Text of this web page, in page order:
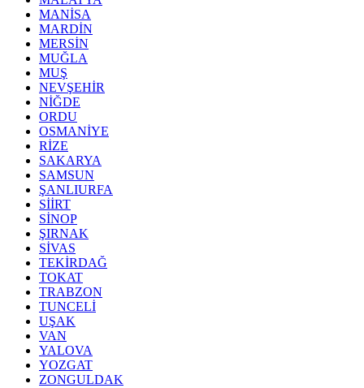
MANİSA
MARDİN
MERSİN
MUĞLA
MUŞ
NEVŞEHİR
NİĞDE
ORDU
OSMANİYE
RİZE
SAKARYA
SAMSUN
ŞANLIURFA
SİİRT
SİNOP
ŞIRNAK
SİVAS
TEKİRDAĞ
TOKAT
TRABZON
TUNCELİ
UŞAK
VAN
YALOVA
YOZGAT
ZONGULDAK